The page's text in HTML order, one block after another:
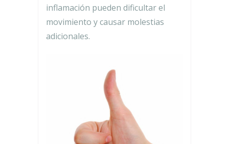
inflamación pueden dificultar el
movimiento y causar molestias
adicionales.